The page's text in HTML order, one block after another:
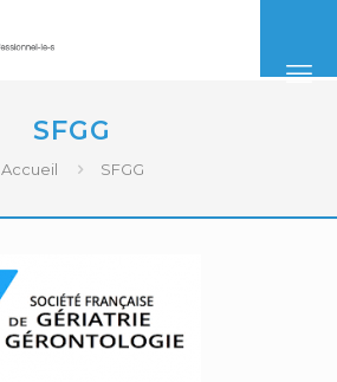
SFGG
Accueil SFGG